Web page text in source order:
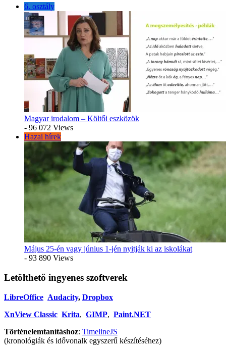
6. osztály
Magyar irodalom – Költői eszközök
- 96 072 Views
Hazai hírek
Május 25-én vagy június 1-jén nyitják ki az iskolákat
- 93 890 Views
Letölthető ingyenes szoftverek
LibreOffice Audacity, Dropbox
XnView Classic Krita, GIMP, Paint.NET
Történelemtanításhoz: TimelineJS
(kronológiák és idővonalk egyszerű készítéséhez)